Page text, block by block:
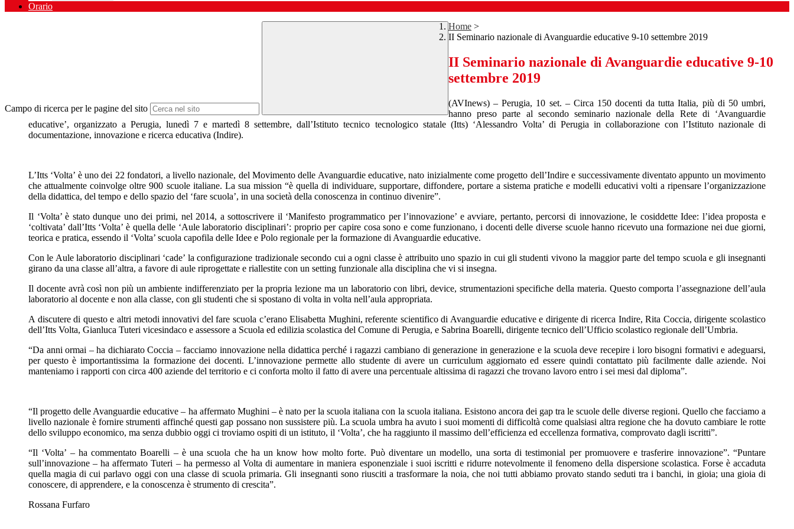
Orario
Campo di ricerca per le pagine del sito
Home >
II Seminario nazionale di Avanguardie educative 9-10 settembre 2019
II Seminario nazionale di Avanguardie educative 9-10
settembre 2019
(AVInews) – Perugia, 10 set. – Circa 150 docenti da tutta Italia, più di 50 umbri,
hanno preso parte al secondo seminario nazionale della Rete di ‘Avanguardie
educative’, organizzato a Perugia, lunedì 7 e martedì 8 settembre, dall’Istituto tecnico tecnologico statale (Itts) ‘Alessandro Volta’ di Perugia in collaborazione con l’Istituto nazionale di
documentazione, innovazione e ricerca educativa (Indire).
L’Itts ‘Volta’ è uno dei 22 fondatori, a livello nazionale, del Movimento delle Avanguardie educative, nato inizialmente come progetto dell’Indire e successivamente diventato appunto un movimento
che attualmente coinvolge oltre 900 scuole italiane. La sua mission “è quella di individuare, supportare, diffondere, portare a sistema pratiche e modelli educativi volti a ripensare l’organizzazione
della didattica, del tempo e dello spazio del ‘fare scuola’, in una società della conoscenza in continuo divenire”.
Il ‘Volta’ è stato dunque uno dei primi, nel 2014, a sottoscrivere il ‘Manifesto programmatico per l’innovazione’ e avviare, pertanto, percorsi di innovazione, le cosiddette Idee: l’idea proposta e
‘coltivata’ dall’Itts ‘Volta’ è quella delle ‘Aule laboratorio disciplinari’: proprio per capire cosa sono e come funzionano, i docenti delle diverse scuole hanno ricevuto una formazione nei due giorni,
teorica e pratica, essendo il ‘Volta’ scuola capofila delle Idee e Polo regionale per la formazione di Avanguardie educative.
Con le Aule laboratorio disciplinari ‘cade’ la configurazione tradizionale secondo cui a ogni classe è attribuito uno spazio in cui gli studenti vivono la maggior parte del tempo scuola e gli insegnanti
girano da una classe all’altra, a favore di aule riprogettate e riallestite con un setting funzionale alla disciplina che vi si insegna.
Il docente avrà così non più un ambiente indifferenziato per la propria lezione ma un laboratorio con libri, device, strumentazioni specifiche della materia. Questo comporta l’assegnazione dell’aula
laboratorio al docente e non alla classe, con gli studenti che si spostano di volta in volta nell’aula appropriata.
A discutere di questo e altri metodi innovativi del fare scuola c’erano Elisabetta Mughini, referente scientifico di Avanguardie educative e dirigente di ricerca Indire, Rita Coccia, dirigente scolastico
dell’Itts Volta, Gianluca Tuteri vicesindaco e assessore a Scuola ed edilizia scolastica del Comune di Perugia, e Sabrina Boarelli, dirigente tecnico dell’Ufficio scolastico regionale dell’Umbria.
“Da anni ormai – ha dichiarato Coccia – facciamo innovazione nella didattica perché i ragazzi cambiano di generazione in generazione e la scuola deve recepire i loro bisogni formativi e adeguarsi,
per questo è importantissima la formazione dei docenti. L’innovazione permette allo studente di avere un curriculum aggiornato ed essere quindi contattato più facilmente dalle aziende. Noi
manteniamo i rapporti con circa 400 aziende del territorio e ci conforta molto il fatto di avere una percentuale altissima di ragazzi che trovano lavoro entro i sei mesi dal diploma”.
“Il progetto delle Avanguardie educative – ha affermato Mughini – è nato per la scuola italiana con la scuola italiana. Esistono ancora dei gap tra le scuole delle diverse regioni. Quello che facciamo a
livello nazionale è fornire strumenti affinché questi gap possano non sussistere più. La scuola umbra ha avuto i suoi momenti di difficoltà come qualsiasi altra regione che ha dovuto cambiare le rotte
dello sviluppo economico, ma senza dubbio oggi ci troviamo ospiti di un istituto, il ‘Volta’, che ha raggiunto il massimo dell’efficienza ed eccellenza formativa, comprovato dagli iscritti”.
“Il ‘Volta’ – ha commentato Boarelli – è una scuola che ha un know how molto forte. Può diventare un modello, una sorta di testimonial per promuovere e trasferire innovazione”. “Puntare
sull’innovazione – ha affermato Tuteri – ha permesso al Volta di aumentare in maniera esponenziale i suoi iscritti e ridurre notevolmente il fenomeno della dispersione scolastica. Forse è accaduta
quella magia di cui parlavo oggi con una classe di scuola primaria. Gli insegnanti sono riusciti a trasformare la noia, che noi tutti abbiamo provato stando seduti tra i banchi, in gioia; una gioia di
conoscere, di apprendere, e la conoscenza è strumento di crescita”.
Rossana Furfaro